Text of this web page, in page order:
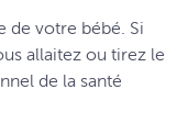
de votre bébé. Si
allaitez ou tirez le
de la santé